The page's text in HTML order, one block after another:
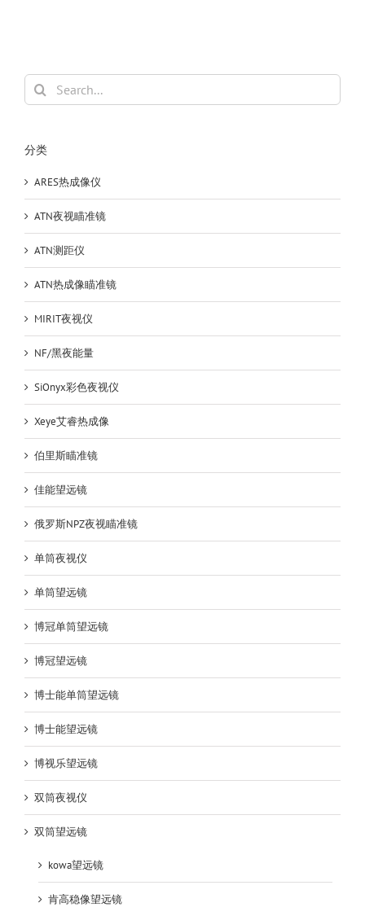
Search
for:
分类
ARES热成像仪
ATN夜视瞄准镜
ATN测距仪
ATN热成像瞄准镜
MIRIT夜视仪
NF/黑夜能量
SiOnyx彩色夜视仪
Xeye艾睿热成像
伯里斯瞄准镜
佳能望远镜
俄罗斯NPZ夜视瞄准镜
单筒夜视仪
单筒望远镜
博冠单筒望远镜
博冠望远镜
博士能单筒望远镜
博士能望远镜
博视乐望远镜
双筒夜视仪
双筒望远镜
kowa望远镜
肯高稳像望远镜